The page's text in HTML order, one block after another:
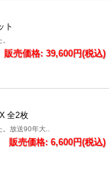
ト
販売価格: 39,600円(税込)
全2枚
放送90年大..
販売価格: 6,600円(税込)